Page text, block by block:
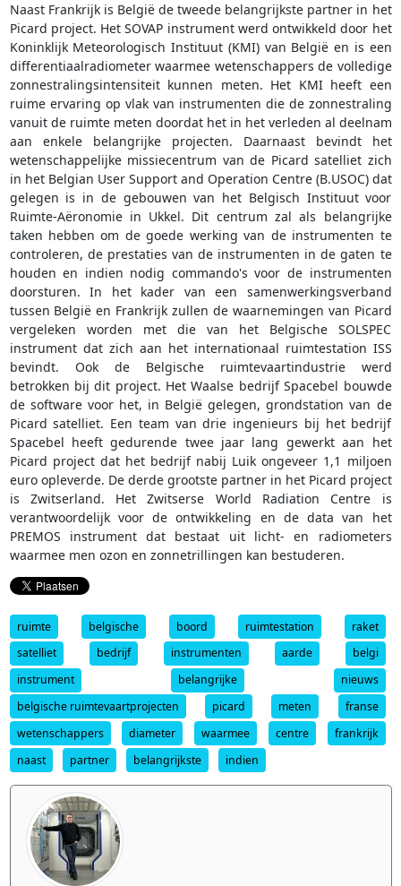
Naast Frankrijk is België de tweede belangrijkste partner in het
Picard project. Het SOVAP instrument werd ontwikkeld door het
Koninklijk Meteorologisch Instituut (KMI) van België en is een
differentiaalradiometer waarmee wetenschappers de volledige
zonnestralingsintensiteit kunnen meten. Het KMI heeft een
ruime ervaring op vlak van instrumenten die de zonnestraling
vanuit de ruimte meten doordat het in het verleden al deelnam
aan enkele belangrijke projecten. Daarnaast bevindt het
wetenschappelijke missiecentrum van de Picard satelliet zich
in het Belgian User Support and Operation Centre (B.USOC) dat
gelegen is in de gebouwen van het Belgisch Instituut voor
Ruimte-Aëronomie in Ukkel. Dit centrum zal als belangrijke
taken hebben om de goede werking van de instrumenten te
controleren, de prestaties van de instrumenten in de gaten te
houden en indien nodig commando's voor de instrumenten
doorsturen. In het kader van een samenwerkingsverband
tussen België en Frankrijk zullen de waarnemingen van Picard
vergeleken worden met die van het Belgische SOLSPEC
instrument dat zich aan het internationaal ruimtestation ISS
bevindt. Ook de Belgische ruimtevaartindustrie werd
betrokken bij dit project. Het Waalse bedrijf Spacebel bouwde
de software voor het, in België gelegen, grondstation van de
Picard satelliet. Een team van drie ingenieurs bij het bedrijf
Spacebel heeft gedurende twee jaar lang gewerkt aan het
Picard project dat het bedrijf nabij Luik ongeveer 1,1 miljoen
euro opleverde. De derde grootste partner in het Picard project
is Zwitserland. Het Zwitserse World Radiation Centre is
verantwoordelijk voor de ontwikkeling en de data van het
PREMOS instrument dat bestaat uit licht- en radiometers
waarmee men ozon en zonnetrillingen kan bestuderen.
ruimte belgische boord ruimtestation
raket
satelliet
bedrijf instrumenten aarde
belgi
instrument
belangrijke
nieuws
belgische ruimtevaartprojecten
picard meten
franse
wetenschappers
diameter waarmee centre
frankrijk
naast
partner belangrijkste indien